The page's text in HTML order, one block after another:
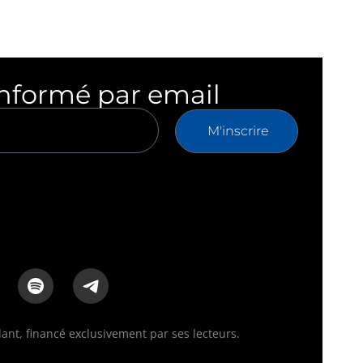
par email
M'inscrire
financé exclusivement par ses lecteurs.